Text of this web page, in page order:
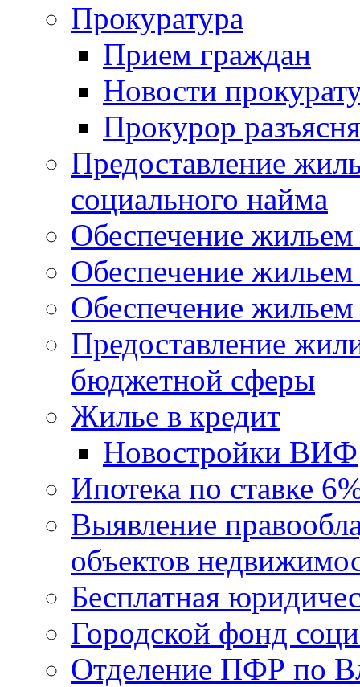
Прокуратура
Прием граждан
Новости
Прокурор
Предоставление
социального найма
Обеспечение
Обеспечение
Обеспечение жильем
Предоставление
бюджетной сферы
Жилье в кредит
Новостройки ВИФ
Ипотека по ставке
Выявление
объектов
Бесплатная
Городской фонд
Отделение ПФР по